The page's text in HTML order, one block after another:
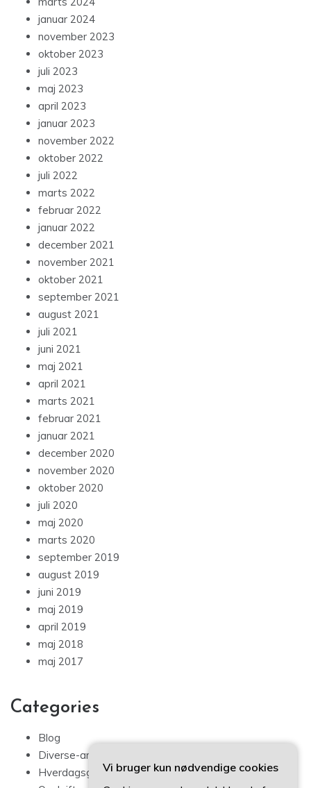
januar 2024
november 2023
oktober 2023
juli 2023
maj 2023
april 2023
januar 2023
november 2022
oktober 2022
juli 2022
marts 2022
februar 2022
januar 2022
december 2021
november 2021
oktober 2021
september 2021
august 2021
juli 2021
juni 2021
maj 2021
april 2021
marts 2021
februar 2021
januar 2021
december 2020
november 2020
oktober 2020
juli 2020
maj 2020
marts 2020
september 2019
august 2019
juni 2019
maj 2019
april 2019
maj 2018
maj 2017
Categories
Blog
Diverse-artikler
HverdagsglimmerVi bruger kun nødvendige cookies